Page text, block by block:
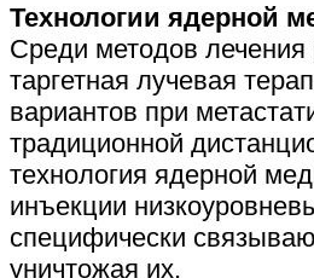
Технологии ядерной
Среди методов лечения
таргетная лучевая
вариантов при
традиционной
технология ядерной
инъекции
специфически
уничтожая их.